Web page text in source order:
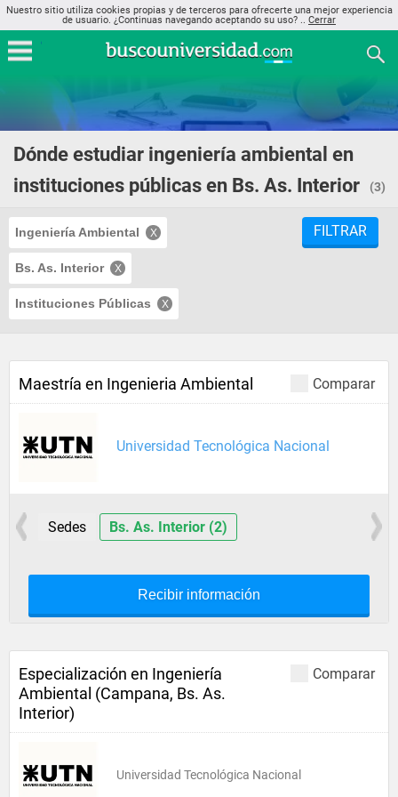
Nuestro sitio utiliza cookies propias y de terceros para ofrecerte una mejor experiencia
de usuario. ¿Continuas navegando aceptando su uso? .. Cerrar
Dónde estudiar ingeniería ambiental en
instituciones públicas en Bs. As. Interior
(3)
Ingeniería Ambiental
Bs. As. Interior
Instituciones Públicas
FILTRAR
Comparar
Maestría en Ingenieria Ambiental
Universidad Tecnológica Nacional
Sedes Bs. As. Interior (2)
Recibir información
Comparar
Especialización en Ingeniería
Ambiental (Campana, Bs. As.
Interior)
Universidad Tecnológica Nacional